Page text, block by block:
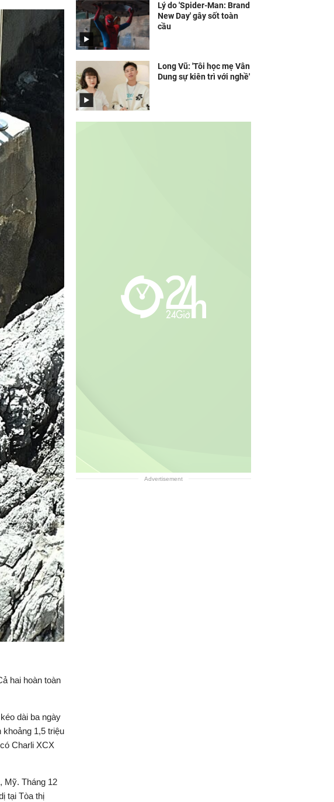
hai hoàn toàn
dài ba ngày
1,5 triệu
Charli XCX
Mỹ. Tháng 12
tại Tòa thị
Lý do 'Spider-Man: Brand
New Day' gây sốt toàn
cầu
Long Vũ: 'Tôi học mẹ Vân
Dung sự kiên trì với nghề'
Advertisement